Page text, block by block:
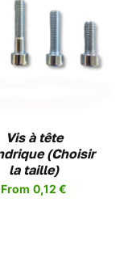
Vis à tête
(Choisir
la taille)
From 0,12€